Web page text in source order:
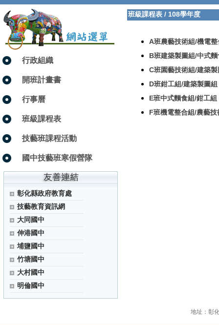
行政組織
開班計畫書
行事曆
班級課程表
技藝班課程活動
國中技藝班寒假營隊
彰化縣政府教育處
技藝教育資訊網
大同國中
伸港國中
埔鹽國中
竹塘國中
大村國中
明倫國中
班級課程表 / 108學年度
A班農藝技術組/機電整
B班建築製圖組/中式麵
C班園藝技術組/建築製
D班鉗工組/建築製圖組
E班中式麵食組/鉗工組
F班機電整合組/農藝技
地址：彰